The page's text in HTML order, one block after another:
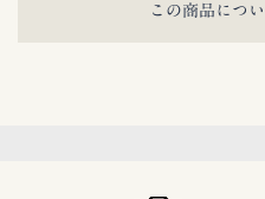
この商品につ